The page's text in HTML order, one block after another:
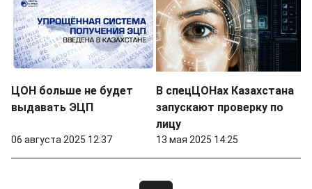
ЦОН больше не будет
выдавать ЭЦП
06 августа 2025 12:37
В спецЦОНах Казахстана
запускают проверку по
лицу
13 мая 2025 14:25